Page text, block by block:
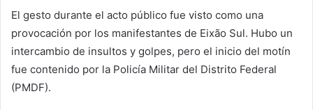
El gesto durante el acto público fue visto como una
provocación por los manifestantes de Eixão Sul. Hubo un
intercambio de insultos y golpes, pero el inicio del motín
fue contenido por la Policía Militar del Distrito Federal
(PMDF).